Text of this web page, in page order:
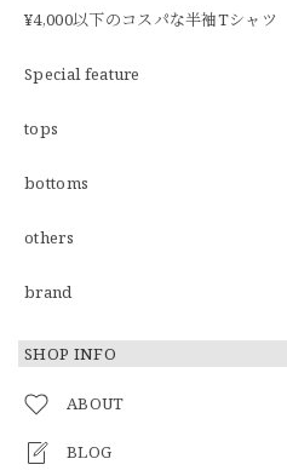
¥4,000以下のコスパな半袖Tシャツ
Special feature
tops
bottoms
others
brand
SHOP INFO
ABOUT
BLOG